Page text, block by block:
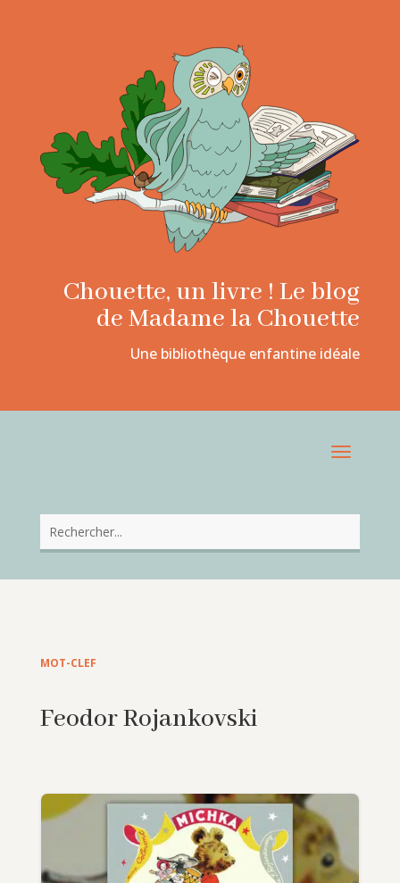
Chouette, un livre ! Le blog
de Madame la Chouette
Une bibliothèque enfantine idéale
MOT-CLEF
Feodor Rojankovski